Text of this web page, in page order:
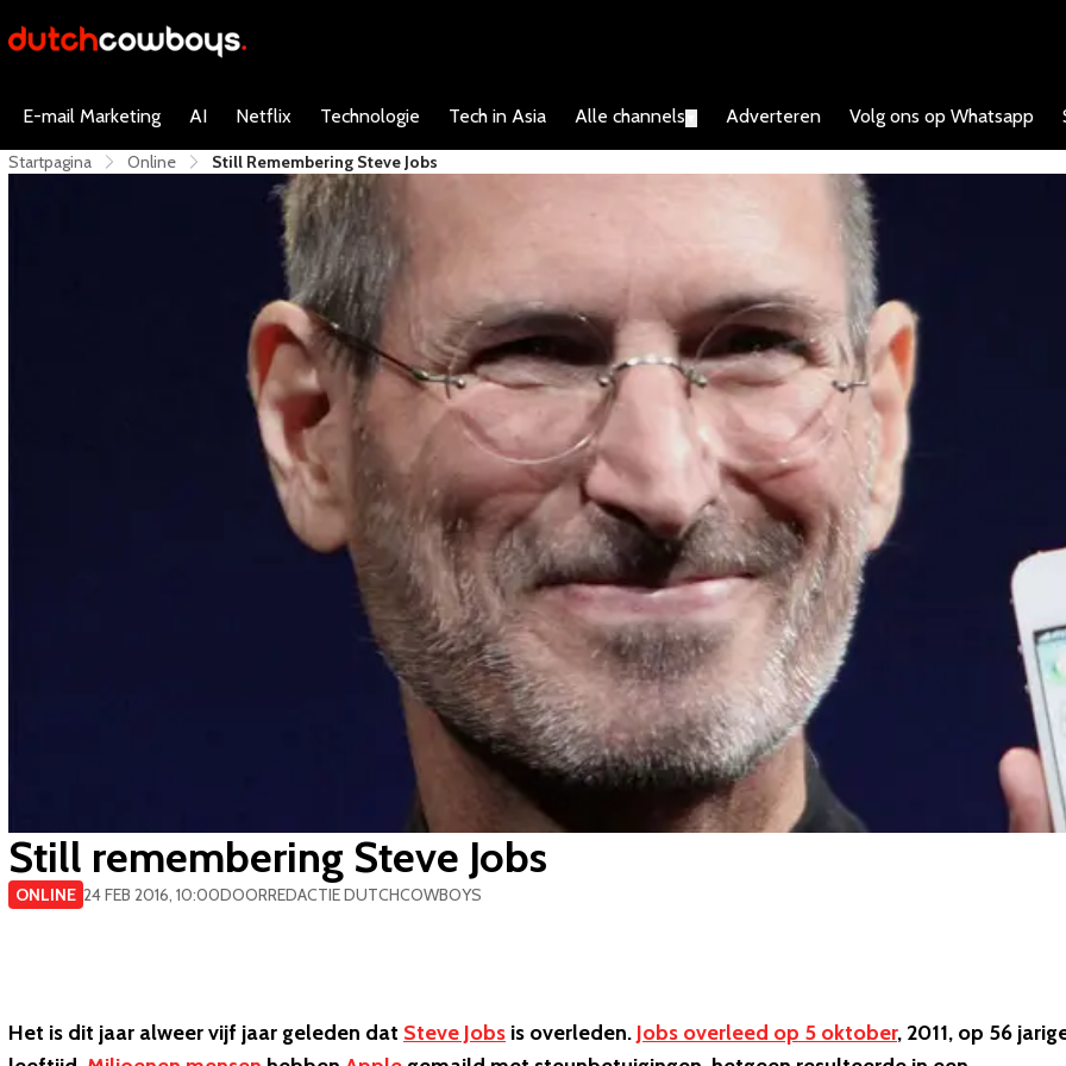
E-mail Marketing AI Netflix Technologie Tech in Asia Alle channels Adverteren Volg ons op Whatsapp
Startpagina Online Still Remembering Steve Jobs
Still remembering Steve Jobs
ONLINE 24 FEB 2016, 10:00DOORREDACTIE DUTCHCOWBOYS
Het is dit jaar alweer vijf jaar geleden dat Steve Jobs is overleden. Jobs overleed op 5 oktober, 2011, op 56